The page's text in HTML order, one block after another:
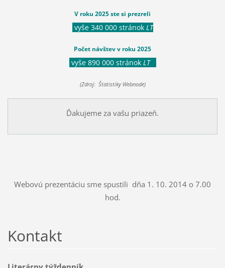
V roku 2025 ste si prezreli
vyše 340 000 stránok LT
Počet návštev v roku 2025
vyše 890 000 stránok LT
(Zdroj: Štatistiky Webnode)
Ďakujeme za vašu priazeň.
Webovú prezentáciu sme spustili dňa 1. 10. 2014 o 7.00
hod.
Kontakt